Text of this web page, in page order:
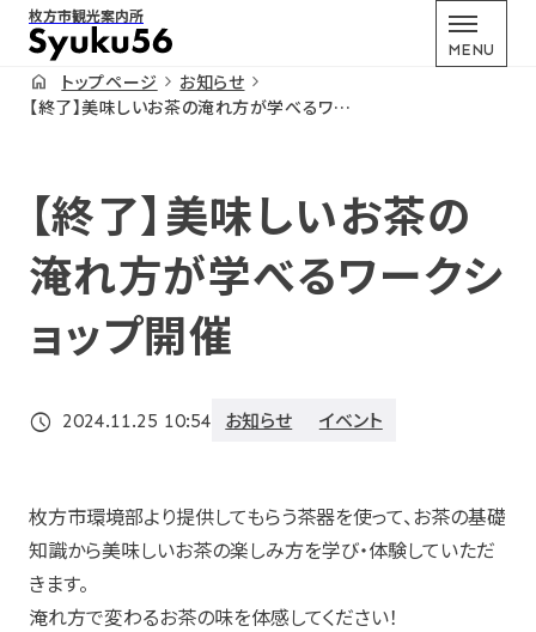
枚方市観光案内所
MENU
トップページ
お知らせ
【終了】美味しいお茶の淹れ方が学べるワークショップ開催
【終了】美味しいお茶の
淹れ方が学べるワークシ
ョップ開催
schedule 2024.11.25 10:54 お知らせ イベント
枚方市環境部より提供してもらう茶器を使って、お茶の基礎
知識から美味しいお茶の楽しみ方を学び・体験していただ
きます。
淹れ方で変わるお茶の味を体感してください！